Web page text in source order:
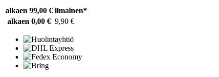
alkaen 99,00 € ilmainen*
alkaen 0,00 € 9,90 €